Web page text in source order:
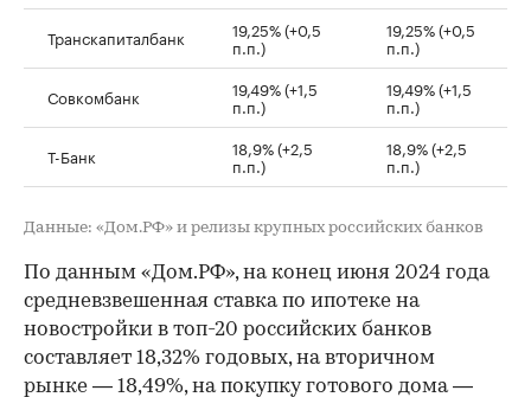
Транскапиталбанк 19,25% (+0,5
п.п.)
19,25% (+0,5
п.п.)
Совкомбанк 19,49% (+1,5
п.п.)
19,49% (+1,5
п.п.)
Т-Банк 18,9% (+2,5
п.п.)
18,9% (+2,5
п.п.)
Данные: «Дом.РФ» и релизы крупных российских банков
По данным «Дом.РФ», на конец июня 2024 года
средневзвешенная ставка по ипотеке на
новостройки в топ-20 российских банков
составляет 18,32% годовых, на вторичном
рынке — 18,49%, на покупку готового дома —